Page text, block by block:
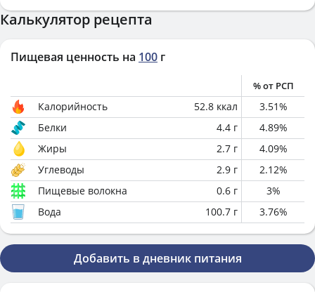
Калькулятор рецепта
Пищевая ценность на 100 г
% от РСП
Калорийность 52.8 ккал 3.51%
Белки
4.4 г 4.89%
Жиры
2.7 г 4.09%
Углеводы
2.9 г 2.12%
Пищевые волокна
0.6 г 3%
Вода
100.7 г 3.76%
Добавить в дневник питания